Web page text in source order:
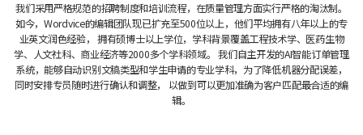
我们采用严格规范的招聘制度和培训流程，在质量管理方面实行严格的淘汰制。
如今，Wordvice的编辑团队现已扩充至500位以上，他们平均拥有八年以上的专
业英文润色经验， 拥有硕博士以上学位，学科背景覆盖工程技术学、医药生物
学、人文社科、商业经济等2000多个学科领域。 我们自主开发的AI智能订单管理
系统，能够自动识别文稿类型和学生申请的专业学科，为了降低机器分配误差，
同时安排专员随时进行确认和调整，
以做到可以更加准确为客户匹配最合适的编
辑。